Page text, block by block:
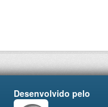
Desenvolvido pelo